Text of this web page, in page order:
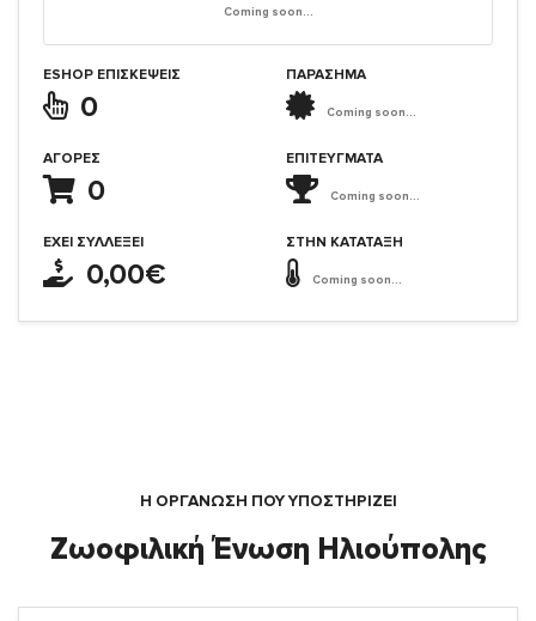
Coming soon...
ESHOP ΕΠΙΣΚΈΨΕΙΣ
0
ΑΓΟΡΈΣ
0
ΈΧΕΙ ΣΥΛΛΈΞΕΙ
0,00€
ΠΑΡΑΣΗΜΑ
Coming soon...
ΕΠΙΤΕΎΓΜΑΤΑ
Coming soon...
ΣΤΗΝ ΚΑΤΆΤΑΞΗ
Coming soon...
Η ΟΡΓΆΝΩΣΗ ΠΟΥ ΥΠΟΣΤΗΡΙΖΕΙ
Ζωοφιλική Ένωση Ηλιούπολης